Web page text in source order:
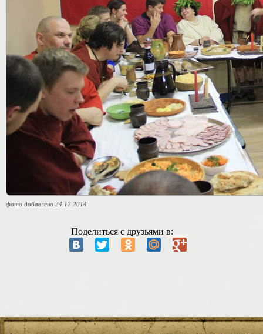
фото добавлено 24.12.2014
Поделиться с друзьями в: